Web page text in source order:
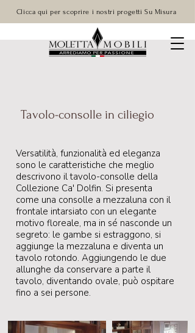
Clicca qui per scoprire i nostri progetti Su Misura
Tavolo-consolle in ciliegio
Versatilità, funzionalità ed eleganza
sono le caratteristiche che meglio
descrivono il tavolo-consolle della
Collezione Ca' Dolfin. Si presenta
come una consolle a mezzaluna con il
frontale intarsiato con un elegante
motivo floreale, ma in sé nasconde un
segreto: le gambe si estraggono, si
aggiunge la mezzaluna e diventa un
tavolo rotondo. Aggiungendo le due
allunghe da conservare a parte il
tavolo, diventando ovale, può ospitare
fino a sei persone.